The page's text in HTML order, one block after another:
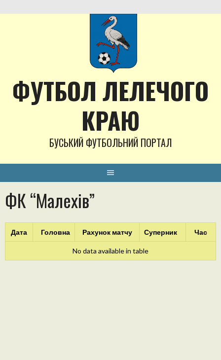
to
ФУТБОЛ ЛЕЛЕЧОГО
КРАЮ
БУСЬКИЙ ФУТБОЛЬНИЙ ПОРТАЛ
ФК “Малехів”
Дата Головна Рахунок матчу Суперник Час
No data available in table